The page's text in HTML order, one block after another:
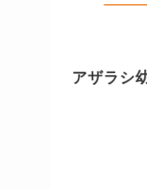
アザラシ